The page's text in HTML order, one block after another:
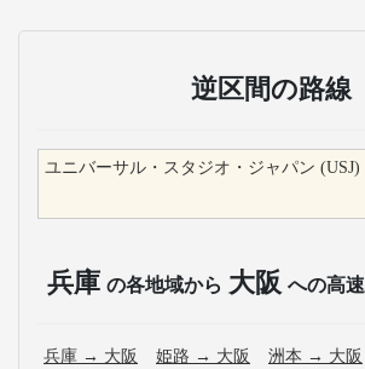
逆区間の路線
ユニバーサル・スタジオ・ジャパン (USJ)
兵庫 の各地域から 大阪 への高
兵庫 → 大阪 姫路 → 大阪 洲本 → 大阪